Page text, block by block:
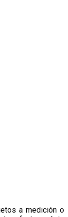
a medición o